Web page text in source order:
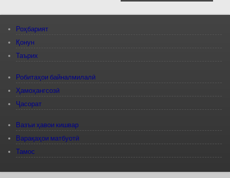
Роҳбарият
Қонун
Таърих
Робитаҳои байналмилалӣ
Ҳамоҳангсозӣ
Ҷасорат
Вазъи ҳавои кишвар
Варақаҳои матбуотӣ
Тамос